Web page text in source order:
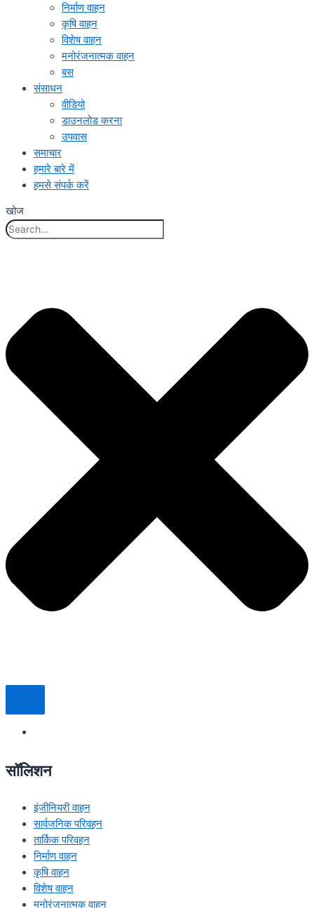
निर्माण वाहन
कृषि वाहन
विशेष वाहन
मनोरंजनात्मक वाहन
बस
संसाधन
वीडियो
डाउनलोड करना
उपवास
समाचार
हमारे बारे में
हमसे संपर्क करें
खोज
सॉलिशन
इंजीनियरी वाहन
सार्वजनिक परिवहन
तार्किक परिवहन
निर्माण वाहन
कृषि वाहन
विशेष वाहन
मनोरंजनात्मक वाहन